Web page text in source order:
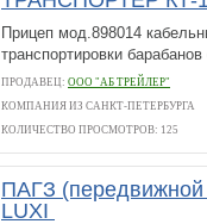
Прицеп мод.898014
транспортировки
ПРОДАВЕЦ: ООО "АБ ТРЕЙЛЕР"
КОМПАНИЯ ИЗ САНКТ-ПЕТЕРБУРГА
КОЛИЧЕСТВО ПРОСМОТРОВ: 125
ПАГЗ (передвижной
LUXI